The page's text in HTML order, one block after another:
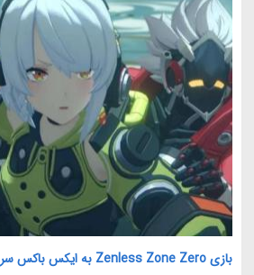
بازی Zenless Zone Zero به ایکس باکس سری می آید